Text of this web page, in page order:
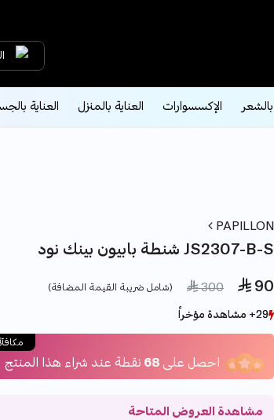
بالشعر الإكسسوارات العناية بالمنزل العناية
PAPILLON
شنطة بابيون بينك نود JS2307-B-S
 90
Price reduced from
 300
to (شامل ضريبة القيمة المضافة)
29+ مشاهدة مؤخراً
7+ بيع مؤخراً
29+ مشاهدة مؤخراً
7+ بيع مؤخراً
احصل على68نقطة عند شراء هذا المنتج
مشاهدة العروض المتاحة